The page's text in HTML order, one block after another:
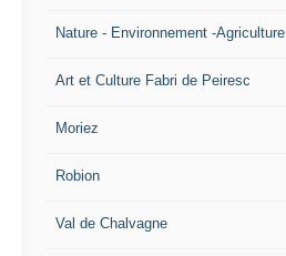
Nature - Environnement -Agriculture
Art et Culture Fabri de Peiresc
Moriez
Robion
Val de Chalvagne